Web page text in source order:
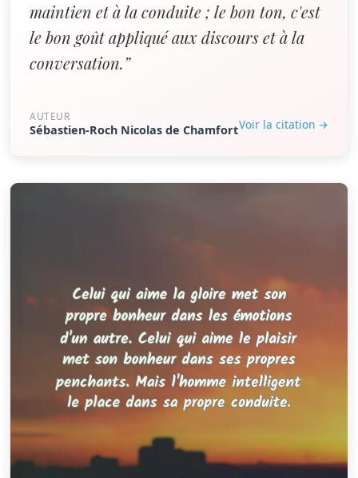
maintien et à la conduite ; le bon ton, c'est
le bon goût appliqué aux discours et à la
conversation.”
AUTEUR
Sébastien-Roch Nicolas de ChamfortVoir la citation →